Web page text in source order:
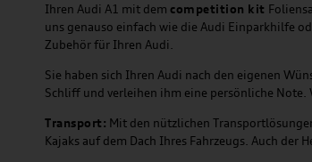
Ihren Audi A1 mit dem competition kit
uns genauso einfach wie die Audi Einparkhilfe
Zubehör für Ihren Audi.
Sie haben sich Ihren Audi nach den eigenen
Schliff und verleihen ihm eine persönliche
Transport: Mit den nützlichen
Kajaks auf dem Dach Ihres Fahrzeugs. Auch der